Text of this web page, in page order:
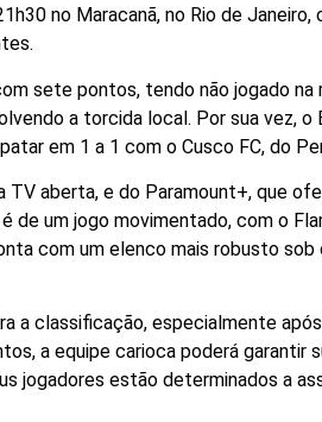
no Maracanã, no Rio de
sete pontos, tendo não jogado
a torcida local. Por sua vez,
em 1 a 1 com o Cusco FC, do
TV aberta, e do Paramount+, que
de um jogo movimentado, com o
com um elenco mais robusto
a classificação, especialmente
a equipe carioca poderá garantir
jogadores estão determinados a